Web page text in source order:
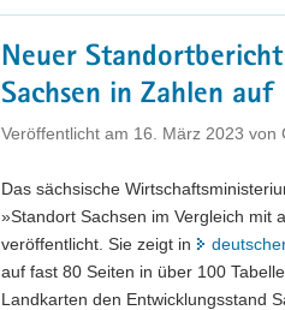
ausgewählt,
neue
gestartet"
Neuer Standortbericht
Sachsen in Zahlen auf
Veröffentlicht am 16. März 2023 von
Das sächsische
»Standort Sachsen im Vergleich mit
veröffentlicht. Sie zeigt in
auf fast 80 Seiten in über 100
Landkarten den Entwicklungsstand